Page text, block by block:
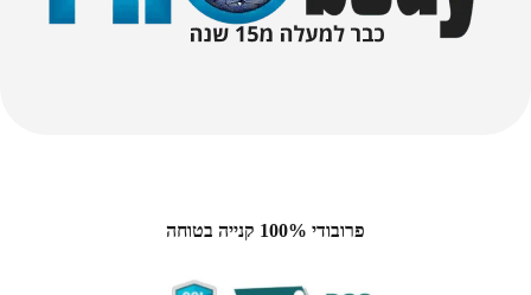
פרובודי 100% קנייה בטוחה